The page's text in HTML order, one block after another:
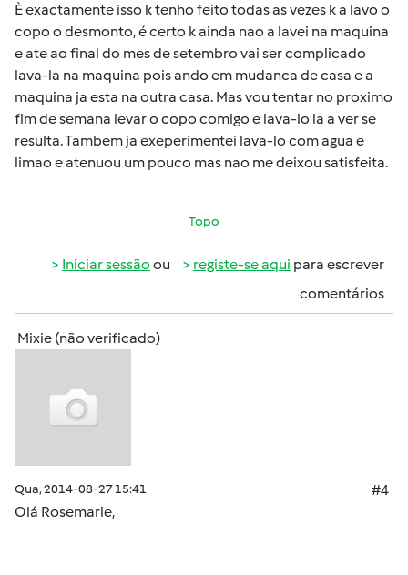
È exactamente isso k tenho feito todas as vezes k a lavo o
copo o desmonto, é certo k ainda nao a lavei na maquina
e ate ao final do mes de setembro vai ser complicado
lava-la na maquina pois ando em mudanca de casa e a
maquina ja esta na outra casa. Mas vou tentar no proximo
fim de semana levar o copo comigo e lava-lo la a ver se
resulta. Tambem ja exeperimentei lava-lo com agua e
limao e atenuou um pouco mas nao me deixou satisfeita.
Topo
Iniciar sessão ou registe-se aqui para escrever
comentários
Mixie (não verificado)
Qua, 2014-08-27 15:41
#4
Olá Rosemarie,